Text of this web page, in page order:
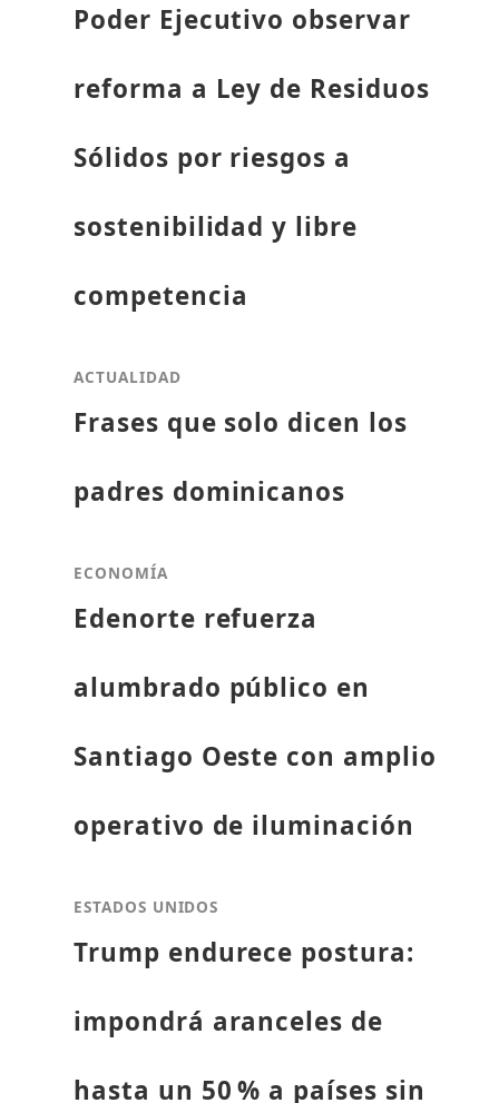
Poder Ejecutivo observar
reforma a Ley de Residuos
Sólidos por riesgos a
sostenibilidad y libre
competencia
ACTUALIDAD
Frases que solo dicen los
padres dominicanos
ECONOMÍA
Edenorte refuerza
alumbrado público en
Santiago Oeste con amplio
operativo de iluminación
ESTADOS UNIDOS
Trump endurece postura:
impondrá aranceles de
hasta un 50 % a países sin